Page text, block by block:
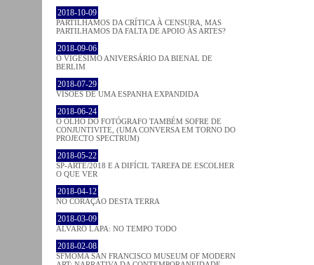
2018-10-09
PARTILHAMOS DA CRÍTICA À CENSURA, MAS
PARTILHAMOS DA FALTA DE APOIO ÀS ARTES?
2018-09-06
O VIGÉSIMO ANIVERSÁRIO DA BIENAL DE
BERLIM
2018-07-29
VISÕES DE UMA ESPANHA EXPANDIDA
2018-06-24
O OLHO DO FOTÓGRAFO TAMBÉM SOFRE DE
CONJUNTIVITE, (UMA CONVERSA EM TORNO DO
PROJECTO SPECTRUM)
2018-05-22
SP-ARTE/2018 E A DIFÍCIL TAREFA DE ESCOLHER
O QUE VER
2018-04-12
NO CORAÇÂO DESTA TERRA
2018-03-09
ÁLVARO LAPA: NO TEMPO TODO
2018-02-08
SFMOMA SAN FRANCISCO MUSEUM OF MODERN